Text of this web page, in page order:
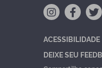
ACESSIBILIDADE
DEIXE SEU